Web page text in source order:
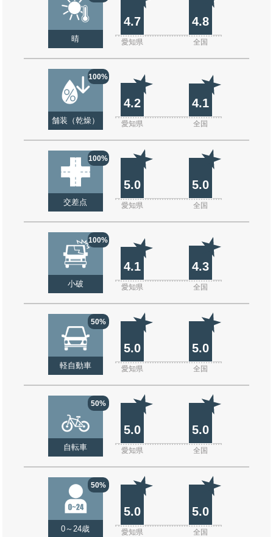
晴
4.7 4.8
愛知県 全国
100%
舗装（乾燥）
4.2 4.1
愛知県 全国
100%
交差点
5.0 5.0
愛知県 全国
100%
小破
4.1 4.3
愛知県 全国
50%
軽自動車
5.0 5.0
愛知県 全国
50%
自転車
5.0 5.0
愛知県 全国
50%
0～24歳
5.0 5.0
愛知県 全国